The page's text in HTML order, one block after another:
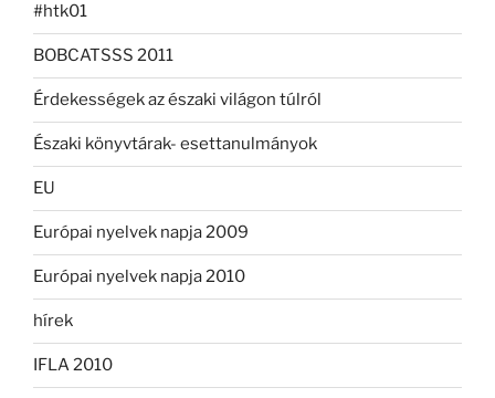
#htk01
BOBCATSSS 2011
Érdekességek az északi világon túlról
Északi könyvtárak- esettanulmányok
EU
Európai nyelvek napja 2009
Európai nyelvek napja 2010
hírek
IFLA 2010